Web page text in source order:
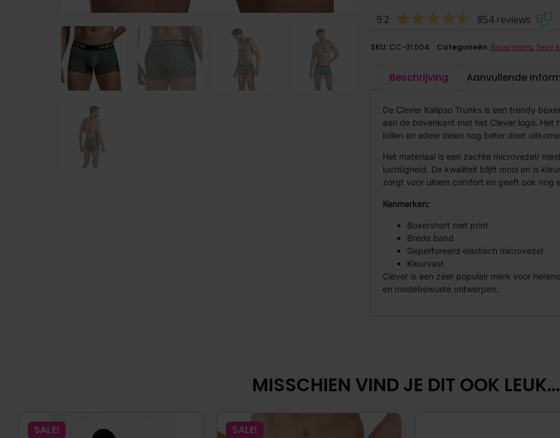
9.2 854 reviews
SKU: CC-31.004 Categorieën: Boxershorts, Sexy
Beschrijving Aanvullende
De Clever Kalipso Trunks is een trendy
aan de bovenkant met het Clever logo.
billen en edele delen nog beter doet
Het materiaal is een zachte microvezel/
luchtigheid. De kwaliteit blijft mooi en is
zorgt voor ultiem comfort en geeft ook nog
Kenmerken:
Boxershort met print
Brede band
Geperforeerd elastisch microvezel
Kleurvast
Clever is een zeer populair merk voor
en modebewuste ontwerpen.
MISSCHIEN VIND JE DIT OOK
SALE! SALE!